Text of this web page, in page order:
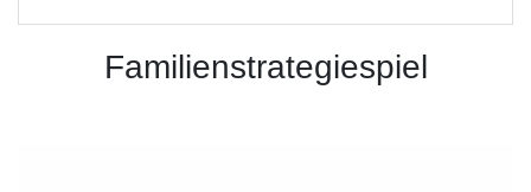
Familienstrategiespiel